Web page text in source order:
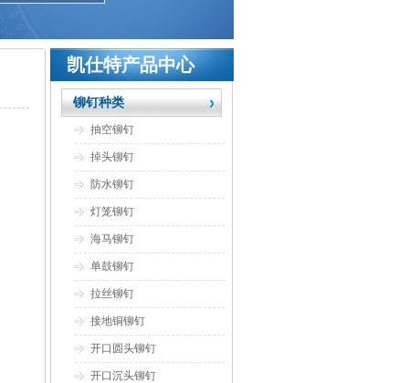
凯仕特产品中心
铆钉种类
抽空铆钉
掉头铆钉
防水铆钉
灯笼铆钉
海马铆钉
单鼓铆钉
拉丝铆钉
接地铜铆钉
开口圆头铆钉
开口沉头铆钉